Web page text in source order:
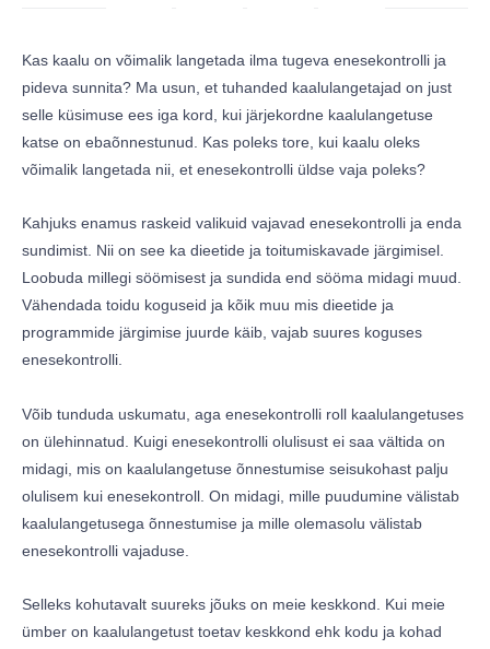
Kas kaalu on võimalik langetada ilma tugeva enesekontrolli ja
pideva sunnita? Ma usun, et tuhanded kaalulangetajad on just
selle küsimuse ees iga kord, kui järjekordne kaalulangetuse
katse on ebaõnnestunud. Kas poleks tore, kui kaalu oleks
võimalik langetada nii, et enesekontrolli üldse vaja poleks?
Kahjuks enamus raskeid valikuid vajavad enesekontrolli ja enda
sundimist. Nii on see ka dieetide ja toitumiskavade järgimisel.
Loobuda millegi söömisest ja sundida end sööma midagi muud.
Vähendada toidu koguseid ja kõik muu mis dieetide ja
programmide järgimise juurde käib, vajab suures koguses
enesekontrolli.
Võib tunduda uskumatu, aga enesekontrolli roll kaalulangetuses
on ülehinnatud. Kuigi enesekontrolli olulisust ei saa vältida on
midagi, mis on kaalulangetuse õnnestumise seisukohast palju
olulisem kui enesekontroll. On midagi, mille puudumine välistab
kaalulangetusega õnnestumise ja mille olemasolu välistab
enesekontrolli vajaduse.
Selleks kohutavalt suureks jõuks on meie keskkond. Kui meie
ümber on kaalulangetust toetav keskkond ehk kodu ja kohad